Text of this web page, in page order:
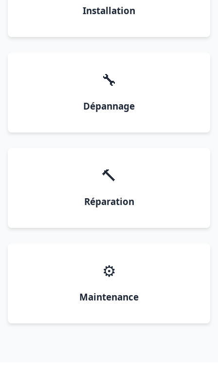
Installation
🔧
Dépannage
🔨
Réparation
⚙️
Maintenance